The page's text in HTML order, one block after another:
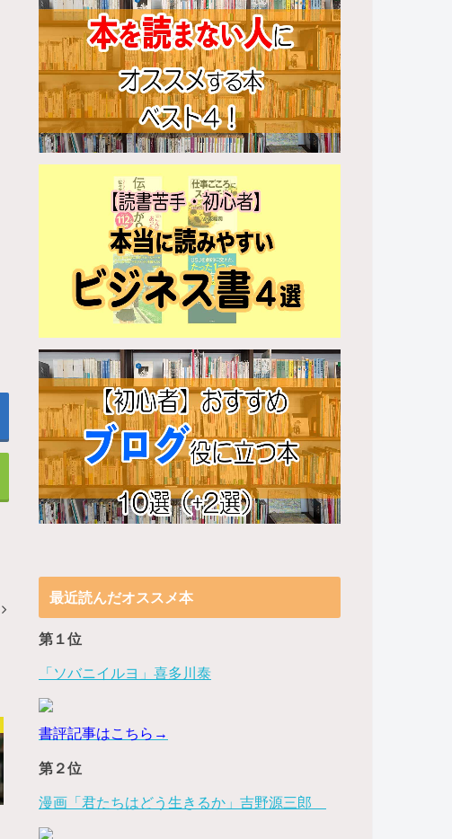
最近読んだオススメ本
第１位
「ソバニイルヨ」喜多川泰
書評記事はこちら→
第２位
漫画「君たちはどう生きるか」吉野源三郎